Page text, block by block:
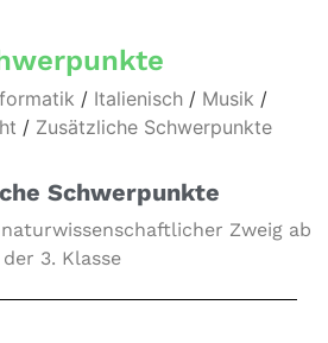
/ Italienisch/ Musik /
/ Zusätzliche Schwerpunkte
Schwerpunkte
Zweig ab
der 3. Klasse